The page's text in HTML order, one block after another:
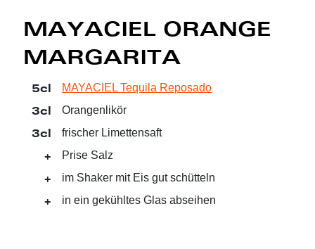
MAYACIEL ORANGE
MARGARITA
5cl MAYACIEL Tequila Reposado
3cl Orangenlikör
3cl frischer Limettensaft
+ Prise Salz
+ im Shaker mit Eis gut schütteln
+ in ein gekühltes Glas abseihen